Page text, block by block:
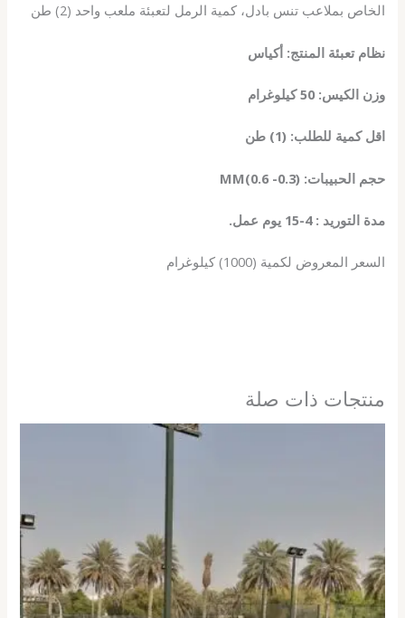
الخاص بملاعب تنس بادل، كمية الرمل لتعبئة ملعب واحد (2) طن
نظام تعبئة المنتج: أكياس
وزن الكيس: 50 كيلوغرام
اقل كمية للطلب: (1) طن
حجم الحبيبات: (0.3- 0.6)MM
مدة التوريد : 4-15 يوم عمل.
السعر المعروض لكمية (1000) كيلوغرام
منتجات ذات صلة